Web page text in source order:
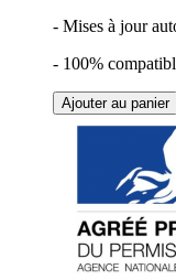
- Mises à jour
- 100%
Ajouter au panier